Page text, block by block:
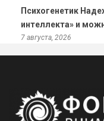
Психогенетик
интеллекта» и
7 августа, 2026